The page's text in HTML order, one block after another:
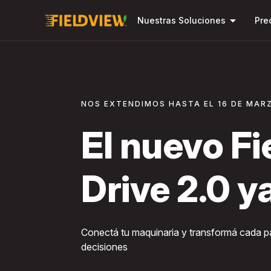
Nuestras Soluciones arrow_drop_down
NOS EXTENDIMOS HASTA EL 16 DE
El nuevo
Drive 2.0
Conectá tu maquinaria y transformá cada
decisiones